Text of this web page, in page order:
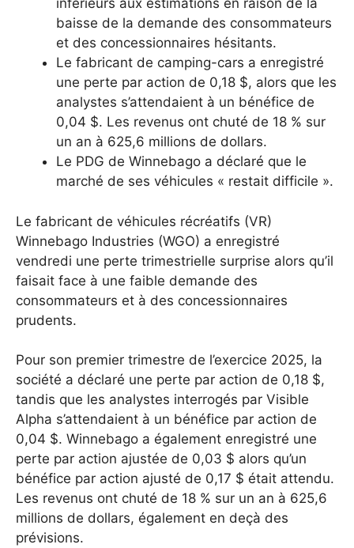
inférieurs aux estimations en raison de la
baisse de la demande des consommateurs
et des concessionnaires hésitants.
Le fabricant de camping-cars a enregistré
une perte par action de 0,18 $, alors que les
analystes s’attendaient à un bénéfice de
0,04 $. Les revenus ont chuté de 18 % sur
un an à 625,6 millions de dollars.
Le PDG de Winnebago a déclaré que le
marché de ses véhicules « restait difficile ».
Le fabricant de véhicules récréatifs (VR)
Winnebago Industries (WGO) a enregistré
vendredi une perte trimestrielle surprise alors qu’il
faisait face à une faible demande des
consommateurs et à des concessionnaires
prudents.
Pour son premier trimestre de l’exercice 2025, la
société a déclaré une perte par action de 0,18 $,
tandis que les analystes interrogés par Visible
Alpha s’attendaient à un bénéfice par action de
0,04 $. Winnebago a également enregistré une
perte par action ajustée de 0,03 $ alors qu’un
bénéfice par action ajusté de 0,17 $ était attendu.
Les revenus ont chuté de 18 % sur un an à 625,6
millions de dollars, également en deçà des
prévisions.